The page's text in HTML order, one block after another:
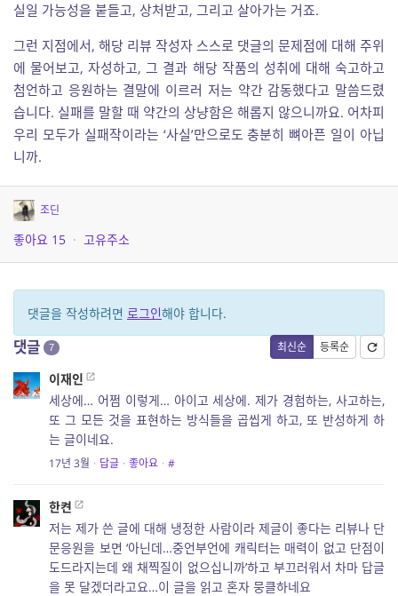
실일 가능성을 붙들고, 상처받고, 그리고 살아가는 거죠.
그런 지점에서, 해당 리뷰 작성자 스스로 댓글의 문제점에 대해 주위
에 물어보고, 자성하고, 그 결과 해당 작품의 성취에 대해 숙고하고
첨언하고 응원하는 결말에 이르러 저는 약간 감동했다고 말씀드렸
습니다. 실패를 말할 때 약간의 상냥함은 해롭지 않으니까요. 어차피
우리 모두가 실패작이라는 ‘사실’만으로도 충분히 뼈아픈 일이 아닙
니까.
조딘
좋아요 15 · 고유주소
댓글을 작성하려면 로그인해야 합니다.
최신순 등록순
댓글 7
이재인
세상에… 어쩜 이렇게… 아이고 세상에. 제가 경험하는, 사고하는,
또 그 모든 것을 표현하는 방식들을 곱씹게 하고, 또 반성하게 하
는 글이네요.
17년 3월 · 답글 · 좋아요 · #
한켠
저는 제가 쓴 글에 대해 냉정한 사람이라 제글이 좋다는 리뷰나 단
문응원을 보면 ‘아닌데…중언부언에 캐릭터는 매력이 없고 단점이
도드라지는데 왜 채찍질이 없으십니까’하고 부끄러워서 차마 답글
을 못 달겠더라고요…이 글을 읽고 혼자 뭉클하네요